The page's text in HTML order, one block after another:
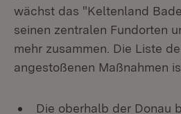
wächst das "Keltenland
seinen zentralen Fundorten
mehr zusammen. Die Liste
angestoßenen Maßnahmen
Die oberhalb der Donau